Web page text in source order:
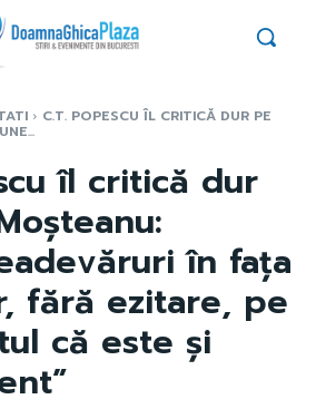
C.T. POPESCU ÎL CRITICĂ DUR PE
îl critică dur
în fața
fără ezitare, pe
că este și